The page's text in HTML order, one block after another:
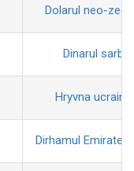
Dolarul neo-
Dinarul
Hryvna
Dirhamul